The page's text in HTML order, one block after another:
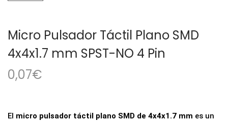
Micro Pulsador Táctil Plano SMD
4x4x1.7 mm SPST-NO 4 Pin
0,07€
El micro pulsador táctil plano SMD de 4x4x1.7 mm es un